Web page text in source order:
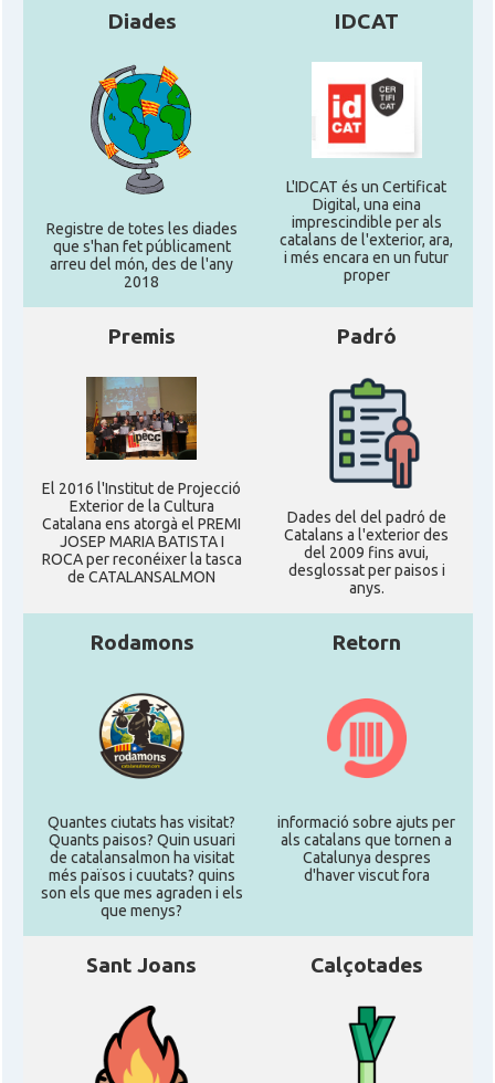
Diades
Registre de totes les diades
que s'han fet públicament
arreu del món, des de l'any
2018
IDCAT
L'IDCAT és un Certificat
Digital, una eina
imprescindible per als
catalans de l'exterior, ara,
i més encara en un futur
proper
Premis
El 2016 l'Institut de Projecció
Exterior de la Cultura
Catalana ens atorgà el PREMI
JOSEP MARIA BATISTA I
ROCA per reconéixer la tasca
de CATALANSALMON
Padró
Dades del del padró de
Catalans a l'exterior des
del 2009 fins avui,
desglossat per paisos i
anys.
Rodamons
Quantes ciutats has visitat?
Quants paisos? Quin usuari
de catalansalmon ha visitat
més països i cuutats? quins
son els que mes agraden i els
que menys?
Retorn
informació sobre ajuts per
als catalans que tornen a
Catalunya despres
d'haver viscut fora
Sant Joans Calçotades